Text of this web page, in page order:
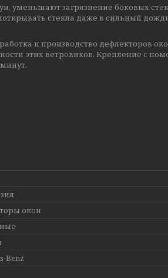
уменьшают загрязнение боковых
стекла даже в сильный
и производство дефлекторов
этих ветровиков. Крепление с
окон
Benz